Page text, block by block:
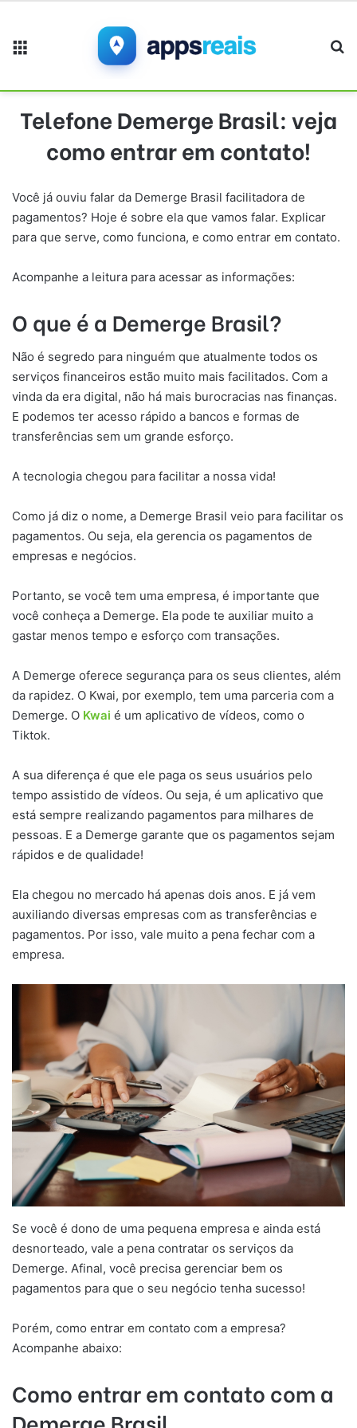
Telefone Demerge Brasil: veja
como entrar em contato!
Você já ouviu falar da Demerge Brasil facilitadora de
pagamentos? Hoje é sobre ela que vamos falar. Explicar
para que serve, como funciona, e como entrar em contato.
Acompanhe a leitura para acessar as informações:
O que é a Demerge Brasil?
Não é segredo para ninguém que atualmente todos os
serviços financeiros estão muito mais facilitados. Com a
vinda da era digital, não há mais burocracias nas finanças.
E podemos ter acesso rápido a bancos e formas de
transferências sem um grande esforço.
A tecnologia chegou para facilitar a nossa vida!
Como já diz o nome, a Demerge Brasil veio para facilitar os
pagamentos. Ou seja, ela gerencia os pagamentos de
empresas e negócios.
Portanto, se você tem uma empresa, é importante que
você conheça a Demerge. Ela pode te auxiliar muito a
gastar menos tempo e esforço com transações.
A Demerge oferece segurança para os seus clientes, além
da rapidez. O Kwai, por exemplo, tem uma parceria com a
Demerge. O Kwai é um aplicativo de vídeos, como o
Tiktok.
A sua diferença é que ele paga os seus usuários pelo
tempo assistido de vídeos. Ou seja, é um aplicativo que
está sempre realizando pagamentos para milhares de
pessoas. E a Demerge garante que os pagamentos sejam
rápidos e de qualidade!
Ela chegou no mercado há apenas dois anos. E já vem
auxiliando diversas empresas com as transferências e
pagamentos. Por isso, vale muito a pena fechar com a
empresa.
Se você é dono de uma pequena empresa e ainda está
desnorteado, vale a pena contratar os serviços da
Demerge. Afinal, você precisa gerenciar bem os
pagamentos para que o seu negócio tenha sucesso!
Porém, como entrar em contato com a empresa?
Acompanhe abaixo:
Como entrar em contato com a
Demerge Brasil